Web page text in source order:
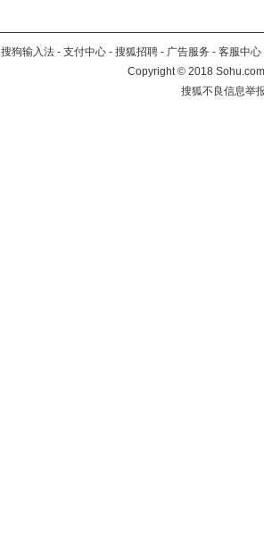
搜狗输入法 - 支付中心 - 搜狐招聘 - 广告服务 - 客服中心
Copyright©2018
搜狐不良信息举